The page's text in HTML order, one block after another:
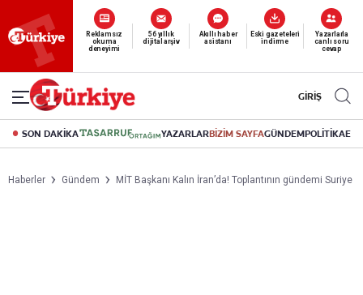
Yeni nesil dijital
abonelik 19 TL’den başlayan fiyatlarla.
GİRİŞ
SON DAKİKA YAZARLARBİZİM SAYFAGÜNDEMPOLİTİKA
Haberler Gündem MİT Başkanı Kalın İran’da! Toplantının gündemi Suriye